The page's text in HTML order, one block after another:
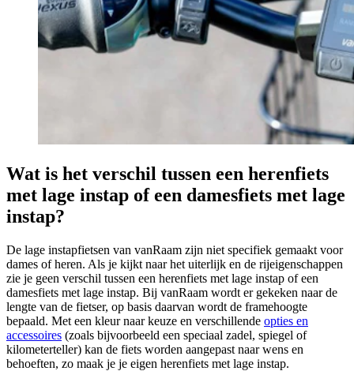
Wat is het verschil tussen een herenfiets
met lage instap of een damesfiets met lage
instap?
De lage instapfietsen van vanRaam zijn niet specifiek gemaakt voor
dames of heren. Als je kijkt naar het uiterlijk en de rijeigenschappen
zie je geen verschil tussen een herenfiets met lage instap of een
damesfiets met lage instap. Bij vanRaam wordt er gekeken naar de
lengte van de fietser, op basis daarvan wordt de framehoogte
bepaald. Met een kleur naar keuze en verschillende opties en
accessoires (zoals bijvoorbeeld een speciaal zadel, spiegel of
kilometerteller) kan de fiets worden aangepast naar wens en
behoeften, zo maak je je eigen herenfiets met lage instap.